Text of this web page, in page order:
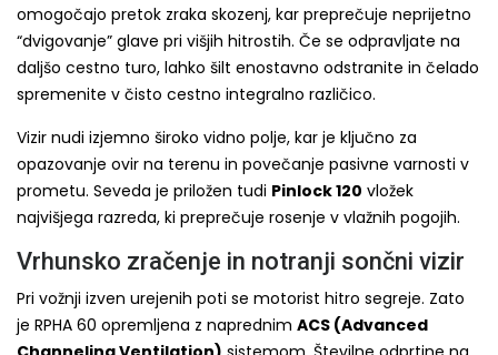
omogočajo pretok zraka skozenj, kar preprečuje neprijetno
“dvigovanje” glave pri višjih hitrostih. Če se odpravljate na
daljšo cestno turo, lahko šilt enostavno odstranite in čelado
spremenite v čisto cestno integralno različico.
Vizir nudi izjemno široko vidno polje, kar je ključno za
opazovanje ovir na terenu in povečanje pasivne varnosti v
prometu. Seveda je priložen tudi Pinlock 120 vložek
najvišjega razreda, ki preprečuje rosenje v vlažnih pogojih.
Vrhunsko zračenje in notranji sončni vizir
Pri vožnji izven urejenih poti se motorist hitro segreje. Zato
je RPHA 60 opremljena z naprednim ACS (Advanced